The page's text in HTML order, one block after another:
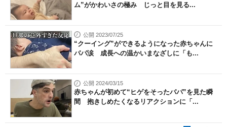
ム”がかわいさの極み じっと目を見る...
公開 2023/07/25
“クーイング”ができるようになった赤ちゃんに
パパ涙 成長への温かいまなざしに「も...
公開 2024/03/15
赤ちゃんが初めて“ヒゲをそったパパ”を見た瞬
間 抱きしめたくなるリアクションに「...